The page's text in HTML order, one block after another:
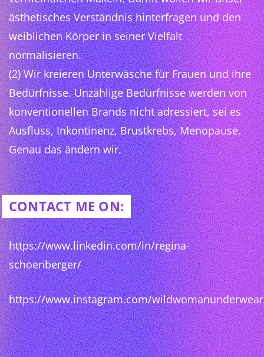
ästhetisches Verständnis hinterfragen und den
weiblichen Körper in seiner Vielfalt
normalisieren.
(2) Wir kreieren Unterwäsche für Frauen und ihre
Bedürfnisse. Unzählige Bedürfnisse werden von
konventionellen Brands nicht adressiert, sei es
Ausfluss, Inkontinenz, Brustkrebs, Menopause.
Genau das ändern wir.
CONTACT ME ON:
https://www.linkedin.com/in/regina-
schoenberger/
https://www.instagram.com/